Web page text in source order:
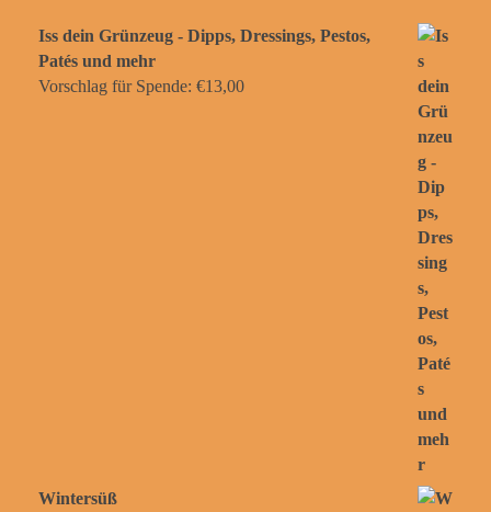
Iss dein Grünzeug - Dipps, Dressings, Pestos,
Patés und mehr
Vorschlag für Spende: €13,00
Wintersüß